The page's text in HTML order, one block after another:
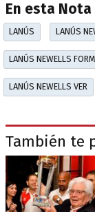
En esta Nota
LANÚS LANÚS
LANÚS NEWELLS
LANÚS NEWELLS VER
También te